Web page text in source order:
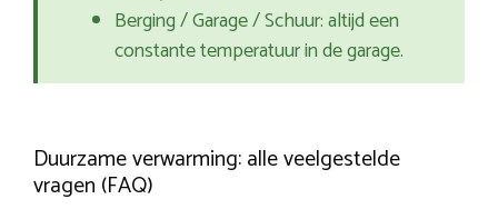
Berging / Garage / Schuur: altijd een
constante temperatuur in de garage.
Duurzame verwarming: alle veelgestelde
vragen (FAQ)